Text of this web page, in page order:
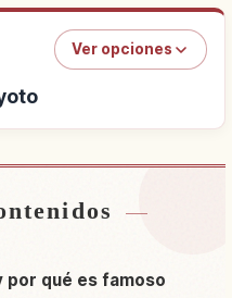
Ver opciones
de Uji, Kyoto↗
en Uji, Kyoto↗
por qué es famoso